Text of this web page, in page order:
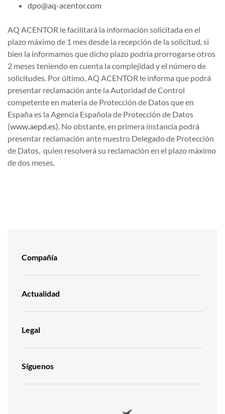
dpo@aq-acentor.com
AQ ACENTOR le facilitará la información solicitada en el
plazo máximo de 1 mes desde la recepción de la solicitud, si
bien la informamos que dicho plazo podría prorrogarse otros
2 meses teniendo en cuenta la complejidad y el número de
solicitudes. Por último, AQ ACENTOR le informa que podrá
presentar reclamación ante la Autoridad de Control
competente en materia de Protección de Datos que en
España es la Agencia Española de Protección de Datos
(www.aepd.es). No obstante, en primera instancia podrá
presentar reclamación ante nuestro Delegado de Protección
de Datos, quien resolverá su reclamación en el plazo máximo
de dos meses.
Compañía
Actualidad
Legal
Síguenos